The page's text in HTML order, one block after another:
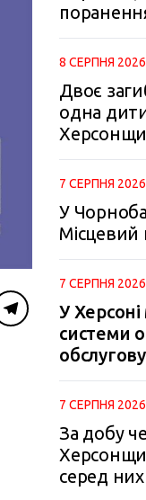
8 СЕРПНЯ 2026
Двоє
одна
7 СЕРПНЯ 2026
У
Місцевий
7 СЕРПНЯ 2026
У
системи
7 СЕРПНЯ 2026
За добу
серед